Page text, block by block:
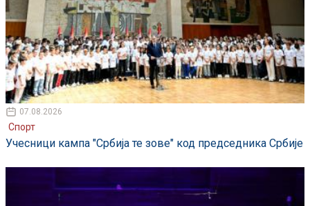
07.08.2026
Спорт
Учесници кампа "Србија те зове" код председника Србије